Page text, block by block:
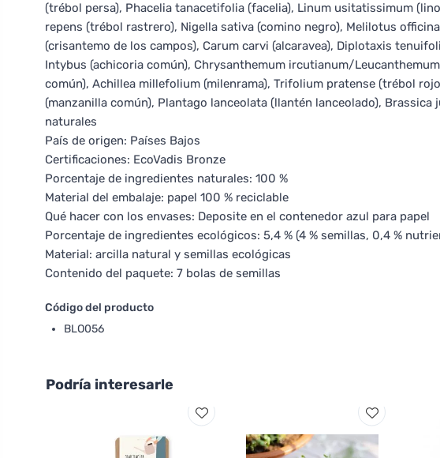
(trébol persa), Phacelia tanacetifolia (facelia), Linum usitatissimum
repens (trébol rastrero), Nigella sativa (comino negro), Melilotus
(crisantemo de los campos), Carum carvi (alcaravea), Diplotaxis
Intybus (achicoria común), Chrysanthemum ircutianum/
común), Achillea millefolium (milenrama), Trifolium pratense (trébol
(manzanilla común), Plantago lanceolata (llantén lanceolado),
naturales
País de origen: Países Bajos
Certificaciones: EcoVadis Bronze
Porcentaje de ingredientes naturales: 100 %
Material del embalaje: papel 100 % reciclable
Qué hacer con los envases: Deposite en el contenedor azul para papel
Porcentaje de ingredientes ecológicos: 5,4 % (4 % semillas, 0,4 %
Material: arcilla natural y semillas ecológicas
Contenido del paquete: 7 bolas de semillas
Código del producto
BLO056
Podría interesarle